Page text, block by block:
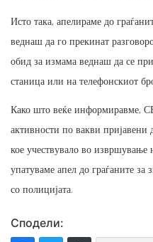
Исто така, апелираме до
веднаш да го прекинат
обид за измама веднаш да се
станица или на телефонскиот
Како што веќе информиравме,
активности по вакви
кое учествувало во
упатуваме апел до граѓаните за
со полицијата.
Сподели: